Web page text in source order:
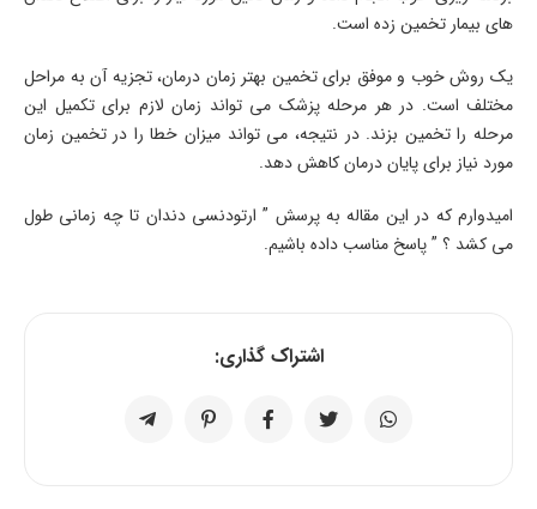
های بیمار تخمین زده است.
یک روش خوب و موفق برای تخمین بهتر زمان درمان، تجزیه آن به مراحل
مختلف است. در هر مرحله پزشک می تواند زمان لازم برای تکمیل این
مرحله را تخمین بزند. در نتیجه، می تواند میزان خطا را در تخمین زمان
مورد نیاز برای پایان درمان کاهش دهد.
امیدوارم که در این مقاله به پرسش ” ارتودنسی دندان تا چه زمانی طول
می کشد ؟ ” پاسخ مناسب داده باشیم.
اشتراک گذاری: